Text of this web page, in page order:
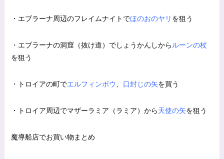
・エブラーナ周辺のフレイムナイトでほのおのヤリ を狙う
・エブラーナの洞窟（抜け道）でしょうかんしから ルーンの杖
を狙う
・トロイアの町でエルフィンボウ 口封じの矢を買う
・トロイア周辺でマザーラミア（ラミア）から天使の矢を狙う
魔導船店でお買い物まとめ